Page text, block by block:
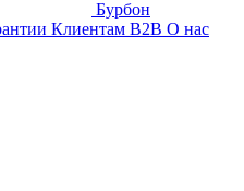
Бурбон
Клиентам B2B О нас